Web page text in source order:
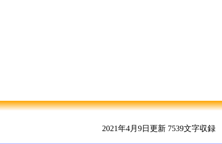
2021年4月9日更新 7539文字収録